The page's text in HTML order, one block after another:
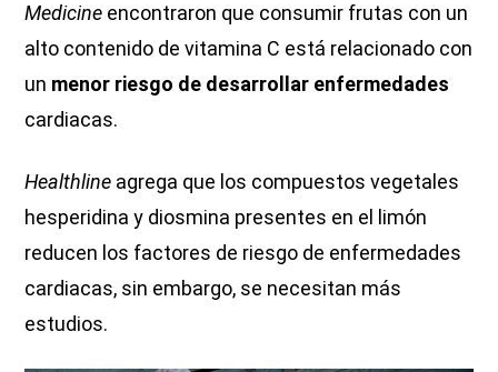
Medicine encontraron que consumir frutas con un
alto contenido de vitamina C está relacionado con
un menor riesgo de desarrollar enfermedades
cardiacas.
Healthline agrega que los compuestos vegetales
hesperidina y diosmina presentes en el limón
reducen los factores de riesgo de enfermedades
cardiacas, sin embargo, se necesitan más
estudios.